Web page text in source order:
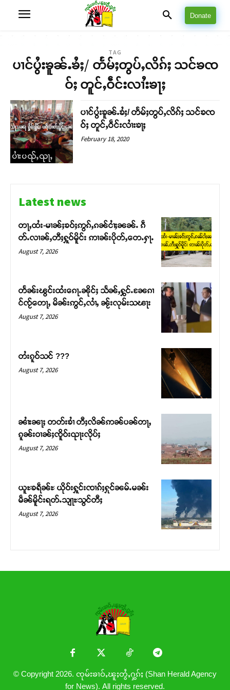
တ်ႇ တူဝ်ႈလုမ်ႈၾႃႉၼၼ်ႉ ၶဝ်ႈႁူမ်ႈၵမ်ႉထႅမ် ၸုမ်းၶၢ
ဝ်ႇၽူႈတွႆႇႁွၵ်ႈ လႆႈယူႇၶႃႈဢေႃႈ။
Donate
TAG
ပၢင်ပွႆးၶူၼ်ႉၶႆႈ/ တႅမ်ႈတွပ်ႇလိၵ်ႈ သင်ၶၸ
ဝ်ႈ တူင်ႇဝဵင်းလၢႆးၶႃႈ
ပၢႆးပၺ်ႇၺႃႇ
ပၢင်ပွႆးၶူၼ်ႉၶႆႈ/ တႅမ်ႈတွပ်ႇလိၵ်ႈ သင်ၶၸ
ဝ်ႈ တူင်ႇဝဵင်းလၢႆးၶႃႈ
February 18, 2020
Latest news
တႃႇထႆး-မၢၼ်ႈၶဝ်ႈဢွၵ်ႇၵၼ်ငၢႆႈၼၼ်ႉ ၵဵ
တ်ႉလၢၼ်ႇတီႈႁူဝ်မိူင်း ဢၢၼ်းပိုတ်ႇတေႉႁႃႉ
August 7, 2026
တႅၼ်းၽွင်းထႆးၵေႃႉၼိုင်ႈ သႅၼ်ႇႁွင်ႉၼႄၵၢ
င်ၸႂ်တေႃႇ မိၼ်းဢွင်ႇလၢႆႇ ၼႂ်းလုမ်းသၽႃး
August 7, 2026
တႆးၵူဝ်သင် ???
August 7, 2026
ၼၢႆးၼႃႈ တတ်းၶၢႆ တီႈလိၼ်ဢၼ်ပၼ်တႃႇ
ၵူၼ်းဝၢၼ်ႈၸိူဝ်းၺႃးလိုပ်ႈ
August 7, 2026
ယူႊၶရဵၼ်ႊ ယိုဝ်းႁူင်းၸၢၵ်ႈႁုင်ၼမ်ႉမၼ်း
မဵၼ်မိူင်းရတ်ႉသျႃႊသွင်တီႈ
August 7, 2026
© Copyright 2026. ၸုမ်းၶၢဝ်ႇၽူႈတွႆႇႁွၵ်ႈ (Shan Herald Agency
for News). All rights reserved.